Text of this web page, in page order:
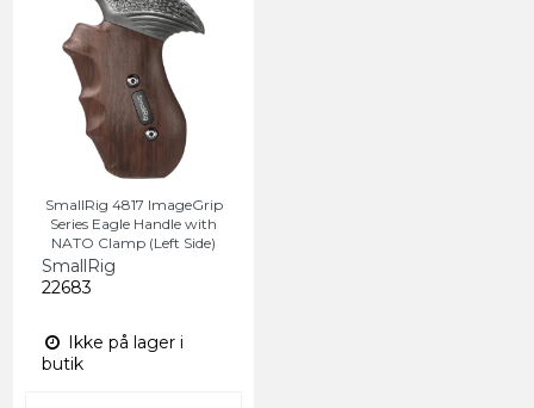
SmallRig 4817 ImageGrip
Series Eagle Handle with
NATO Clamp (Left Side)
SmallRig
22683
Ikke på lager i
butik